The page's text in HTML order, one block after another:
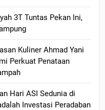
3T Tuntas Pekan Ini,
Kuliner Ahmad Yani
Perkuat Penataan
Hari ASI Sedunia di
Investasi Peradaban